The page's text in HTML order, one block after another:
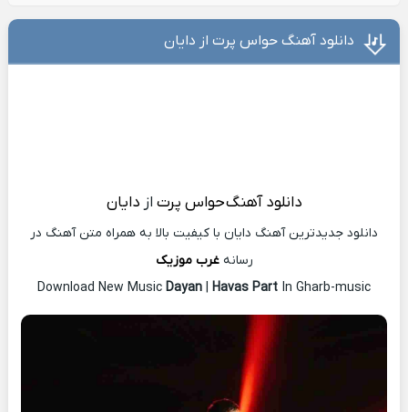
دانلود آهنگ حواس پرت از دایان
دانلود آهنگحواس پرت از دایان
دانلود جدیدترین آهنگ دایان با کیفیت بالا به همراه متن آهنگ در
رسانهغرب موزیک
Download New Music Dayan | Havas Part In Gharb-music